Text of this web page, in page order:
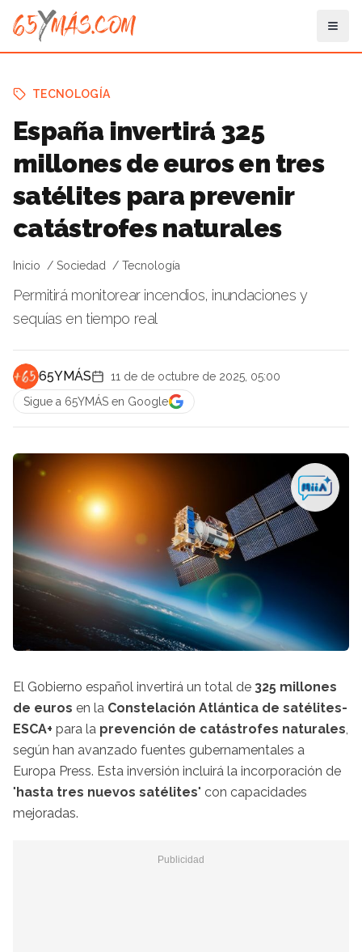
TECNOLOGÍA
España invertirá 325
millones de euros en tres
satélites para prevenir
catástrofes naturales
Inicio Sociedad Tecnología
Permitirá monitorear incendios, inundaciones y
sequías en tiempo real
65YMÁS
11 de de octubre de 2025, 05:00
Sigue a 65YMÁS en Google
El Gobierno español invertirá un total de 325 millones
de euros en la Constelación Atlántica de satélites-
ESCA+ para la prevención de catástrofes naturales,
según han avanzado fuentes gubernamentales a
Europa Press. Esta inversión incluirá la incorporación de
"hasta tres nuevos satélites" con capacidades
mejoradas.